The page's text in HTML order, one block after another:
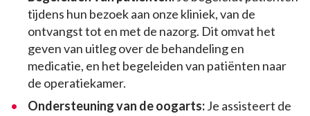
tijdens hun bezoek aan onze kliniek, van de
ontvangst tot en met de nazorg. Dit omvat het
geven van uitleg over de behandeling en
medicatie, en het begeleiden van patiënten naar
de operatiekamer.
Ondersteuning van de oogarts:Je assisteert de